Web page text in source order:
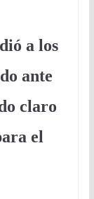
a los
ante
claro
el